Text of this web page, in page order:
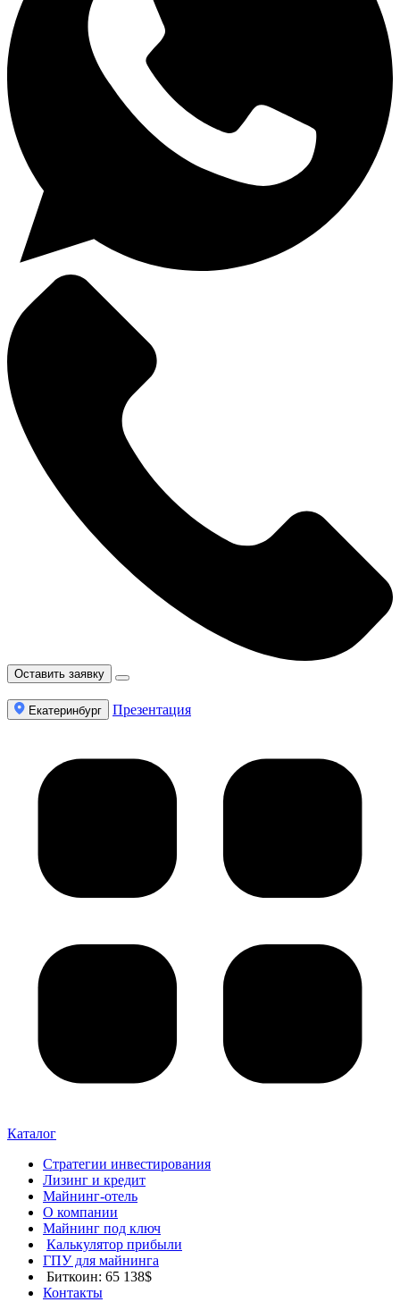
Оставить заявку
Екатеринбург Презентация
Каталог
Стратегии инвестирования
Лизинг и кредит
Майнинг-отель
О компании
Майнинг под ключ
Калькулятор прибыли
ГПУ для майнинга
Биткоин: 65 138$
Контакты